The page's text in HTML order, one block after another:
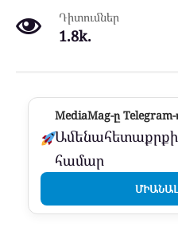
Դիտումներ
1.8k.
MediaMag-ը Telegram-
համար